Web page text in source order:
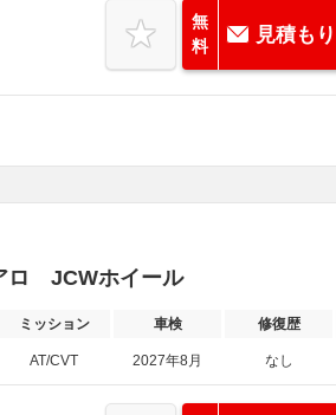
無
料
見積も
ロ JCWホイール
ミッション 車検 修復歴
AT/CVT 2027年8月 なし